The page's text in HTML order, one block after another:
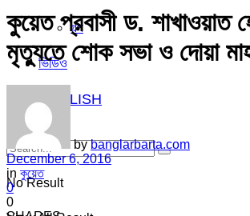
গল্প
ভিডিও
ENGLISH
No Result
কুয়েত প্রবাসী ড. শাখাওয়াত
মৃত্যুতে শোক সভা ও দোয়া
by banglarbarta.com
December 6, 2016
in কুয়েত
0
0